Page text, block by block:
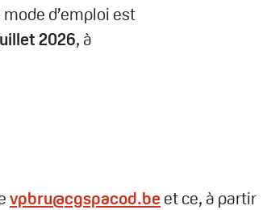
mode d’emploi est
2026, à
vpbru@cgspacod.beet ce, à partir